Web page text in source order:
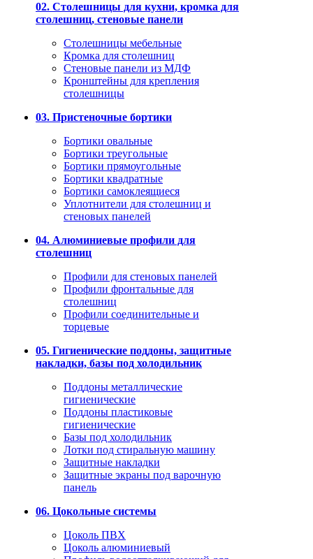
02. Столешницы для кухни, кромка для
столешниц, стеновые панели
Столешницы мебельные
Кромка для столешниц
Стеновые панели из МДФ
Кронштейны для крепления
столешницы
03. Пристеночные бортики
Бортики овальные
Бортики треугольные
Бортики прямоугольные
Бортики квадратные
Бортики самоклеящиеся
Уплотнители для столешниц и
стеновых панелей
04. Алюминиевые профили для
столешниц
Профили для стеновых панелей
Профили фронтальные для
столешниц
Профили соединительные и
торцевые
05. Гигиенические поддоны, защитные
накладки, базы под холодильник
Поддоны металлические
гигиенические
Поддоны пластиковые
гигиенические
Базы под холодильник
Лотки под стиральную машину
Защитные накладки
Защитные экраны под варочную
панель
06. Цокольные системы
Цоколь ПВХ
Цоколь алюминиевый